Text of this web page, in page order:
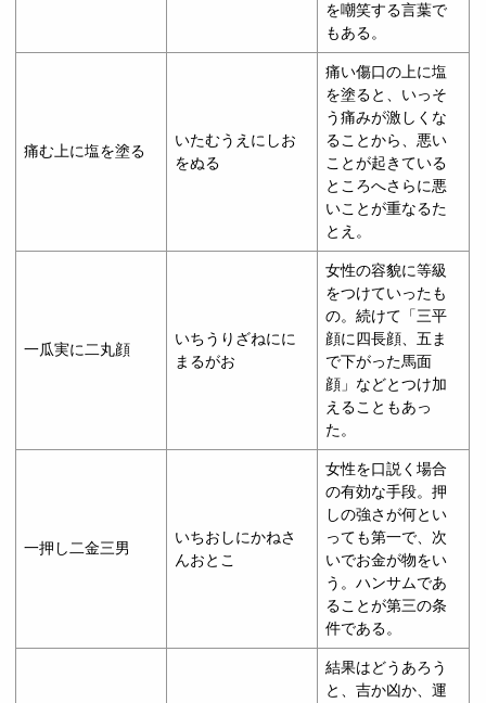
を嘲笑する言葉で
もある。
痛む上に塩を塗る
いたむうえにしお
をぬる
痛い傷口の上に塩
を塗ると、いっそ
う痛みが激しくな
ることから、悪い
ことが起きている
ところへさらに悪
いことが重なるた
とえ。
一瓜実に二丸顔
いちうりざねにに
まるがお
女性の容貌に等級
をつけていったも
の。続けて「三平
顔に四長顔、五ま
で下がった馬面
顔」などとつけ加
えることもあっ
た。
一押し二金三男
いちおしにかねさ
んおとこ
女性を口説く場合
の有効な手段。押
しの強さが何とい
っても第一で、次
いでお金が物をい
う。ハンサムであ
ることが第三の条
件である。
結果はどうあろう
と、吉か凶か、運